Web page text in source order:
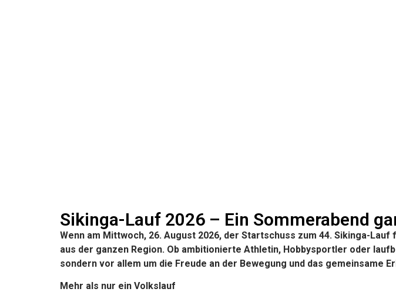
Sikinga-Lauf 2026 – Ein Sommerabend
Wenn am Mittwoch, 26. August 2026, der Startschuss zum 44. Sikinga-
aus der ganzen Region. Ob ambitionierte Athletin, Hobbysportler oder
sondern vor allem um die Freude an der Bewegung und das gemeinsame
Mehr als nur ein Volkslauf